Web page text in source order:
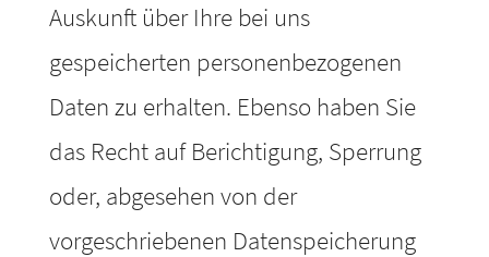
Auskunft über Ihre bei uns
gespeicherten personenbezogenen
Daten zu erhalten. Ebenso haben Sie
das Recht auf Berichtigung, Sperrung
oder, abgesehen von der
vorgeschriebenen Datenspeicherung